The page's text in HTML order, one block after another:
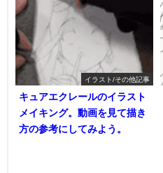
イラスト/その他記事
キュアエクレールのイラスト
メイキング。動画を見て描き
方の参考にしてみよう。